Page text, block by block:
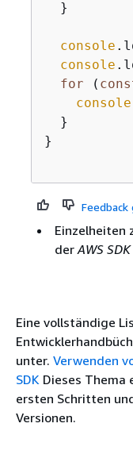
  }
console
console
for (
console
  }
}
Feedback
Einzelheiten
derAWS
Eine vollständige
unter. Verwenden
SDK Dieses Thema
ersten Schritten
Versionen.